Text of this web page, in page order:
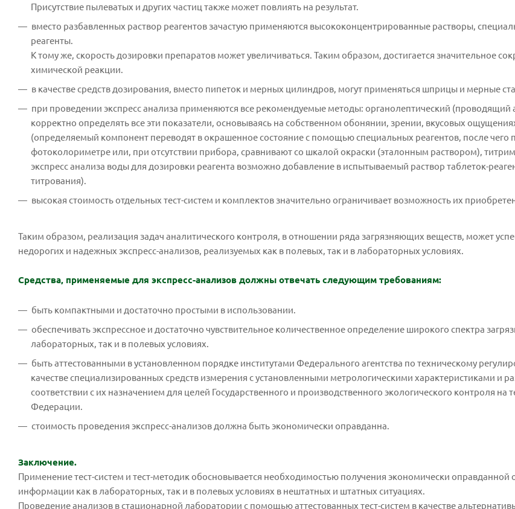
Присутствие пылеватых и других частиц также может повлиять на результат.
вместо разбавленных раствор реагентов зачастую применяются высококонцентрированные растворы,
реагенты.
К тому же, скорость дозировки препаратов может увеличиваться. Таким образом, достигается значительное
химической реакции.
в качестве средств дозирования, вместо пипеток и мерных цилиндров, могут применяться шприцы и мерные
при проведении экспресс анализа применяются все рекомендуемые методы: органолептический (проводящий
корректно определять все эти показатели, основываясь на собственном обонянии, зрении, вкусовых
(определяемый компонент переводят в окрашенное состояние с помощью специальных реагентов, после чего
фотоколориметре или, при отсутствии прибора, сравнивают со шкалой окраски (эталонным раствором),
экспресс анализа воды для дозировки реагента возможно добавление в испытываемый раствор таблеток-
титрования).
высокая стоимость отдельных тест-систем и комплектов значительно ограничивает возможность их
Таким образом, реализация задач аналитического контроля, в отношении ряда загрязняющих веществ, может
недорогих и надежных экспресс-анализов, реализуемых как в полевых, так и в лабораторных условиях.
Средства, применяемые для экспресс-анализов должны отвечать следующим требованиям:
быть компактными и достаточно простыми в использовании.
обеспечивать экспрессное и достаточно чувствительное количественное определение широкого спектра
лабораторных, так и в полевых условиях.
быть аттестованными в установленном порядке институтами Федерального агентства по техническому
качестве специализированных средств измерения с установленными метрологическими характеристиками и
соответствии с их назначением для целей Государственного и производственного экологического контроля на
Федерации.
стоимость проведения экспресс-анализов должна быть экономически оправданна.
Заключение.
Применение тест-систем и тест-методик обосновывается необходимостью получения экономически оправданной
информации как в лабораторных, так и в полевых условиях в нештатных и штатных ситуациях.
Проведение анализов в стационарной лаборатории с помощью аттестованных тест-систем в качестве